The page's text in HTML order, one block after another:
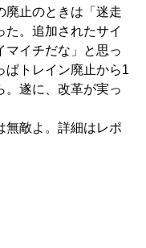
廃止のときは「迷走
た。追加されたサイ
マイチだな」と思っ
ぱトレイン廃止から1
。遂に、改革が実っ
無敵よ。詳細はレポ